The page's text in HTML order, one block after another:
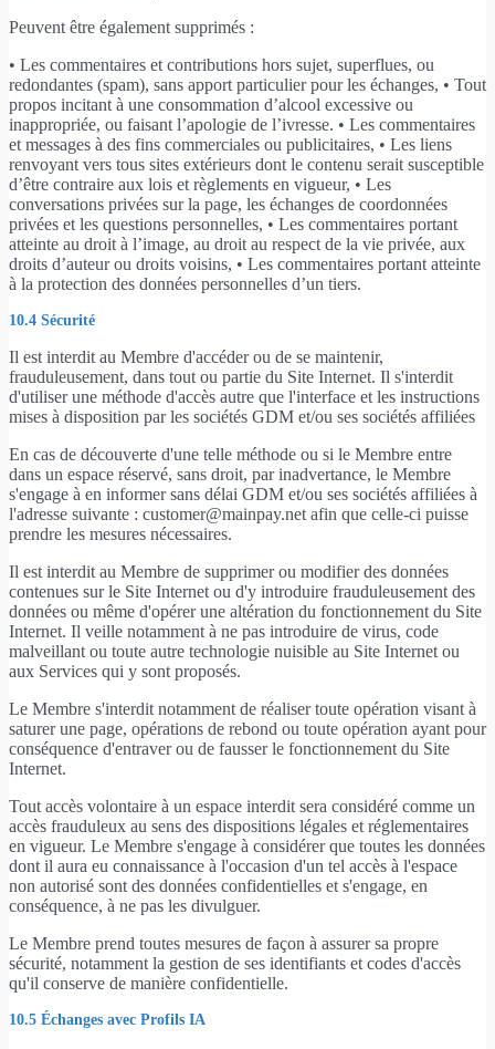
Peuvent être également supprimés :
• Les commentaires et contributions hors sujet, superflues, ou
redondantes (spam), sans apport particulier pour les échanges, • Tout
propos incitant à une consommation d’alcool excessive ou
inappropriée, ou faisant l’apologie de l’ivresse. • Les commentaires
et messages à des fins commerciales ou publicitaires, • Les liens
renvoyant vers tous sites extérieurs dont le contenu serait susceptible
d’être contraire aux lois et règlements en vigueur, • Les
conversations privées sur la page, les échanges de coordonnées
privées et les questions personnelles, • Les commentaires portant
atteinte au droit à l’image, au droit au respect de la vie privée, aux
droits d’auteur ou droits voisins, • Les commentaires portant atteinte
à la protection des données personnelles d’un tiers.
10.4 Sécurité
Il est interdit au Membre d'accéder ou de se maintenir,
frauduleusement, dans tout ou partie du Site Internet. Il s'interdit
d'utiliser une méthode d'accès autre que l'interface et les instructions
mises à disposition par les sociétés GDM et/ou ses sociétés affiliées
En cas de découverte d'une telle méthode ou si le Membre entre
dans un espace réservé, sans droit, par inadvertance, le Membre
s'engage à en informer sans délai GDM et/ou ses sociétés affiliées à
l'adresse suivante : customer@mainpay.net afin que celle-ci puisse
prendre les mesures nécessaires.
Il est interdit au Membre de supprimer ou modifier des données
contenues sur le Site Internet ou d'y introduire frauduleusement des
données ou même d'opérer une altération du fonctionnement du Site
Internet. Il veille notamment à ne pas introduire de virus, code
malveillant ou toute autre technologie nuisible au Site Internet ou
aux Services qui y sont proposés.
Le Membre s'interdit notamment de réaliser toute opération visant à
saturer une page, opérations de rebond ou toute opération ayant pour
conséquence d'entraver ou de fausser le fonctionnement du Site
Internet.
Tout accès volontaire à un espace interdit sera considéré comme un
accès frauduleux au sens des dispositions légales et réglementaires
en vigueur. Le Membre s'engage à considérer que toutes les données
dont il aura eu connaissance à l'occasion d'un tel accès à l'espace
non autorisé sont des données confidentielles et s'engage, en
conséquence, à ne pas les divulguer.
Le Membre prend toutes mesures de façon à assurer sa propre
sécurité, notamment la gestion de ses identifiants et codes d'accès
qu'il conserve de manière confidentielle.
10.5 Échanges avec Profils IA